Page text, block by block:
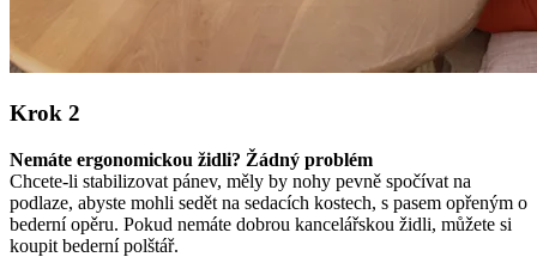
Krok 2
Nemáte ergonomickou židli? Žádný problém
Chcete-li stabilizovat pánev, měly by nohy pevně spočívat na
podlaze, abyste mohli sedět na sedacích kostech, s pasem opřeným o
bederní opěru. Pokud nemáte dobrou kancelářskou židli, můžete si
koupit bederní polštář.